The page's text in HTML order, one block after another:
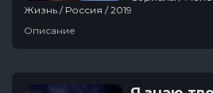
Жизнь / Россия / 2019
Описание